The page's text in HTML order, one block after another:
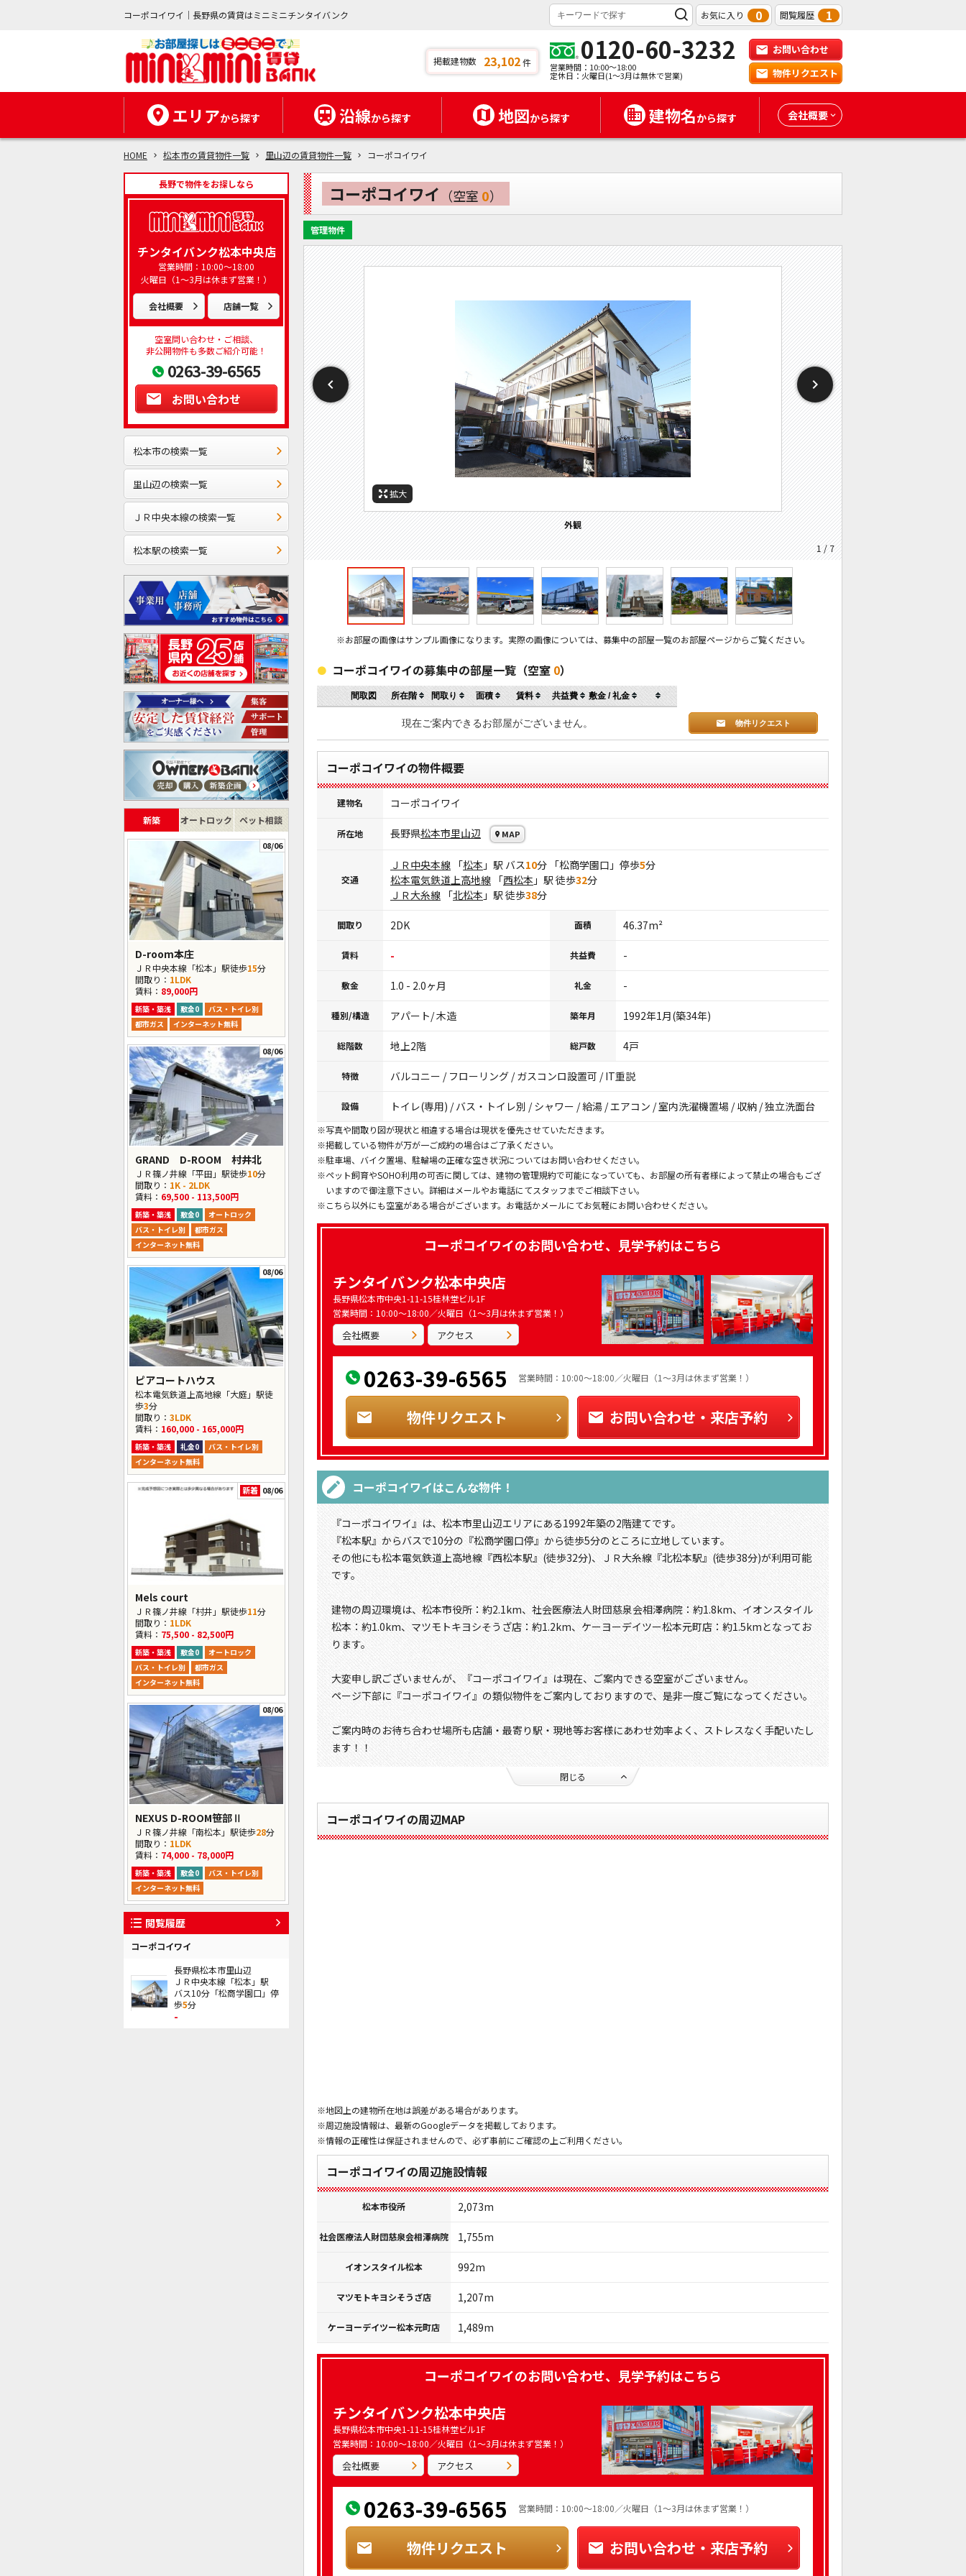
コーポコイワイ｜長野県の賃貸はミニミニチンタイバンク お気に入り 0 閲覧履歴 1
掲載建物数 23,102件 0120-60-3232
営業時間：10:00～18:00
定休日：火曜日(1～3月は無休で営業)
お問い合わせ
物件リクエスト
エリアから探す 沿線から探す 地図から探す 建物名から探す 会社概要
HOME 松本市の賃貸物件一覧 里山辺の賃貸物件一覧 コーポコイワイ
長野で物件をお探しなら
チンタイバンク松本中央店
営業時間：10:00～18:00
火曜日（1～3月は休まず営業！）
会社概要 店舗一覧
空室問い合わせ・ご相談、
非公開物件も多数ご紹介可能！
0263-39-6565
お問い合わせ
松本市の検索一覧
里山辺の検索一覧
ＪＲ中央本線の検索一覧
松本駅の検索一覧
新築 オートロック ペット相談
08/06
D-room本庄
ＪＲ中央本線「松本」駅徒歩15分
間取り： 1LDK
賃料： 89,000円
新築・築浅 敷金0
バス・トイレ別
都市ガス
インターネット無料
08/06
GRAND D-ROOM 村井北
ＪＲ篠ノ井線「平田」駅徒歩10分
間取り： 1K - 2LDK
賃料： 69,500 - 113,500円
新築・築浅 敷金0
オートロック
バス・トイレ別
都市ガス
インターネット無料
08/06
ピアコートハウス
松本電気鉄道上高地線「大庭」駅徒
歩3分
間取り： 3LDK
賃料： 160,000 - 165,000円
新築・築浅 礼金0
バス・トイレ別
インターネット無料
新着 08/06
Mels court
ＪＲ篠ノ井線「村井」駅徒歩11分
間取り： 1LDK
賃料： 75,500 - 82,500円
新築・築浅 敷金0
オートロック
バス・トイレ別
都市ガス
インターネット無料
08/06
NEXUS D-ROOM笹部Ⅱ
ＪＲ篠ノ井線「南松本」駅徒歩28分
間取り： 1LDK
賃料： 74,000 - 78,000円
新築・築浅 敷金0
バス・トイレ別
インターネット無料
閲覧履歴
コーポコイワイ
長野県松本市里山辺
ＪＲ中央本線「松本」駅
バス10分「松商学園口」停
歩5分
-
コーポコイワイ （空室 0）
管理物件
拡大
外観
1 / 7
拡大
周辺施設：ホームセンター
拡大
周辺施設：ドラックストア
拡大
周辺施設：スーパー
拡大
周辺施設：病院
拡大
周辺施設：役所
拡大
※お部屋の画像はサンプル画像になります。実際の画像については、募集中の部屋一覧のお部屋ページからご覧ください。
コーポコイワイの募集中の部屋一覧（空室 0）
間取図 所在階 間取り 面積 賃料 共益費 敷金 / 礼金
現在ご案内できるお部屋がございません。 物件リクエスト
コーポコイワイの物件概要
建物名 コーポコイワイ
所在地 長野県松本市里山辺 MAP
交通
ＪＲ中央本線 「松本 」駅 バス10分 「松商学園口」停歩5分
松本電気鉄道上高地線 「西松本 」駅 徒歩32分
ＪＲ大糸線 「北松本 」駅 徒歩38分
間取り 2DK 面積 46.37m²
賃料 - 共益費 -
敷金 1.0 - 2.0ヶ月 礼金 -
種別/構造 アパート/ 木造 築年月 1992年1月(築34年)
総階数 地上2階 総戸数 4戸
特徴 バルコニー / フローリング / ガスコンロ設置可 / IT重説
設備 トイレ(専用) / バス・トイレ別 / シャワー / 給湯 / エアコン / 室内洗濯機置場 / 収納 / 独立洗面台
※写真や間取り図が現状と相違する場合は現状を優先させていただきます。
※掲載している物件が万が一ご成約の場合はご了承ください。
※駐車場、バイク置場、駐輪場の正確な空き状況についてはお問い合わせください。
※ペット飼育やSOHO利用の可否に関しては、建物の管理規約で可能になっていても、お部屋の所有者様によって禁止の場合もござ
いますので御注意下さい。詳細はメールやお電話にてスタッフまでご相談下さい。
※こちら以外にも空室がある場合がございます。お電話かメールにてお気軽にお問い合わせください。
コーポコイワイのお問い合わせ、見学予約はこちら
チンタイバンク松本中央店
長野県松本市中央1-11-15桂林堂ビル1F
営業時間：10:00～18:00／火曜日（1～3月は休まず営業！）
会社概要 アクセス
0263-39-6565 営業時間：10:00～18:00／火曜日（1～3月は休まず営業！）
物件リクエスト お問い合わせ・来店予約
コーポコイワイはこんな物件！
『コーポコイワイ』は、松本市里山辺エリアにある1992年築の2階建てです。
『松本駅』からバスで10分の『松商学園口停』から徒歩5分のところに立地しています。
その他にも松本電気鉄道上高地線『西松本駅』(徒歩32分)、ＪＲ大糸線『北松本駅』(徒歩38分)が利用可能
です。
建物の周辺環境は、松本市役所：約2.1km、社会医療法人財団慈泉会相澤病院：約1.8km、イオンスタイル
松本：約1.0km、マツモトキヨシそうざ店：約1.2km、ケーヨーデイツー松本元町店：約1.5kmとなってお
ります。
大変申し訳ございませんが、『コーポコイワイ』は現在、ご案内できる空室がございません。
ページ下部に『コーポコイワイ』の類似物件をご案内しておりますので、是非一度ご覧になってください。
ご案内時のお待ち合わせ場所も店舗・最寄り駅・現地等お客様にあわせ効率よく、ストレスなく手配いたし
ます！！
閉じる
コーポコイワイの周辺MAP
※地図上の建物所在地は誤差がある場合があります。
※周辺施設情報は、最新のGoogleデータを掲載しております。
※情報の正確性は保証されませんので、必ず事前にご確認の上ご利用ください。
コーポコイワイの周辺施設情報
松本市役所 2,073m
社会医療法人財団慈泉会相澤病院 1,755m
イオンスタイル松本 992m
マツモトキヨシそうざ店 1,207m
ケーヨーデイツー松本元町店 1,489m
コーポコイワイのお問い合わせ、見学予約はこちら
チンタイバンク松本中央店
長野県松本市中央1-11-15桂林堂ビル1F
営業時間：10:00～18:00／火曜日（1～3月は休まず営業！）
会社概要 アクセス
0263-39-6565 営業時間：10:00～18:00／火曜日（1～3月は休まず営業！）
物件リクエスト お問い合わせ・来店予約